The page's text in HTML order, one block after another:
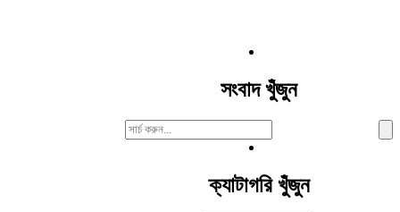
সংবাদ খুঁজুন
Search
For:
ক্যাটাগরি খুঁজুন